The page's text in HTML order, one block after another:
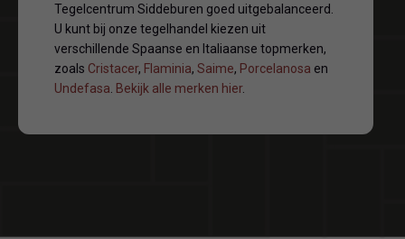
Tegelcentrum Siddeburen goed uitgebalanceerd.
U kunt bij onze tegelhandel kiezen uit
verschillende Spaanse en Italiaanse topmerken,
zoals Cristacer, Flaminia, Saime, Porcelanosa en
Undefasa Bekijk alle merken hier.